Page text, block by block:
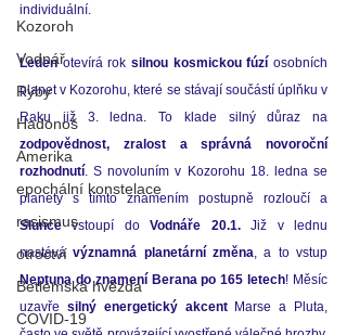
Kozoroh
Vodnář
Ryby
Hadonoš
Amerika
epochální konstelace
rasismus
otroctví
Betlémská hvězda
COVID-19
individuální.
Leden otevírá rok silnou kosmickou fúzí osobních
planet v Kozorohu, které se stávají součástí úplňku v
Raku již 3.
ledna.
zodpovědnost,
zralost a správná novoroční
rozhodnutí . S novoluním v Kozorohu 18. ledna se
Slunce vstoupí do Vodnáře 20.1. Již v lednu
nastává významná planetární změna
Neptuna do znamení Berana po 165 letech! Měsíc
uzavře silný energetický akcent Marse a Pluta,